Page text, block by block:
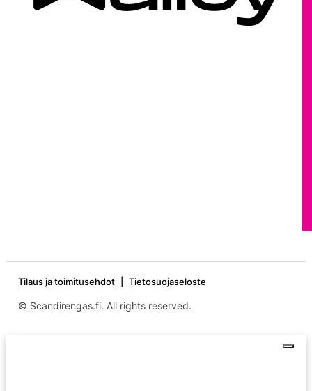
Tilaus ja toimitusehdot Tietosuojaseloste
© Scandirengas.fi. All rights reserved.